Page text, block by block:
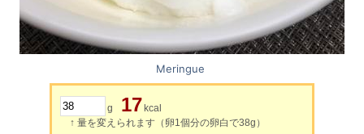
Meringue
g 17 kcal
↑ 量を変えられます（卵1個分の卵白で38g）